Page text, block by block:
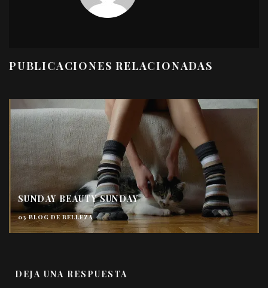
PUBLICACIONES RELACIONADAS
SUNDAY BEAUTY SUNDAY
03 BLOG DE BELLEZA
DEJA UNA RESPUESTA